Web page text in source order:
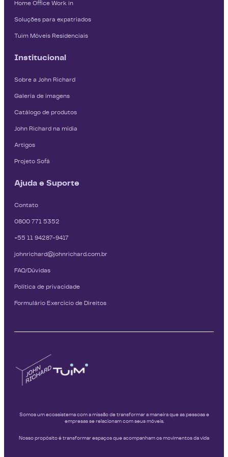
um ambiente de trabalho mais eficiente
e confortável. Estrutura Robusta e
Durável: Feita com materiais de alta
cadeira é projetada para suportar o uso
Funcionais: Inclui rodas para fácil
mobilidade e braços ajustáveis para
maior conforto e praticidade, tornando-a
uma opção versátil para diferentes
Home Office Work in
Soluções para expatriados
Tuim Móveis Residenciais
Institucional
Sobre a John Richard
Galeria de imagens
Catálogo de produtos
John Richard na mídia
Artigos
Projeto Sofá
Ajuda e Suporte
Contato
0800 771 5352
+55 11 94287-9417
johnrichard@johnrichard.com.br
FAQ/Dúvidas
Política de privacidade
Formulário Exercício de Direitos
Somos um ecossistema com a missão de transformar a maneira que as pessoas e
empresas se relacionam com seus móveis.
Nosso propósito é transformar espaços que acompanham os movimentos da vida